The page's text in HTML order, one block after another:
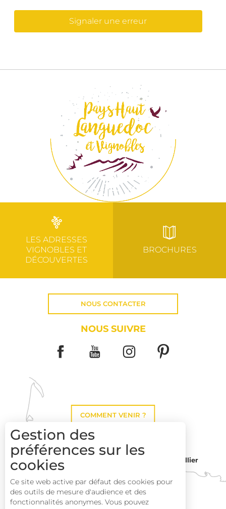
Signaler une erreur
LES ADRESSES
VIGNOBLES ET
DÉCOUVERTES
BROCHURES
NOUS CONTACTER
NOUS SUIVRE
COMMENT VENIR ?
Montpellier
Perpignan
Gestion des
préférences sur les
cookies
Ce site web active par défaut des cookies pour
des outils de mesure d'audience et des
fonctionnalités anonymes. Vous pouvez